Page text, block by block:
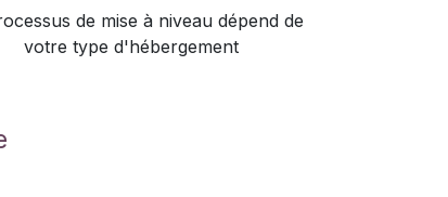
de mise à niveau dépend de
votre type d'hébergement